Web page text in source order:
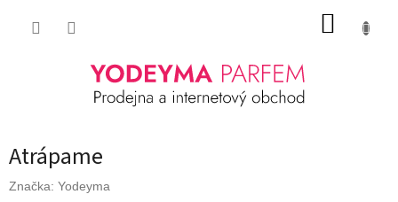
Atrápame
Značka: Yodeyma